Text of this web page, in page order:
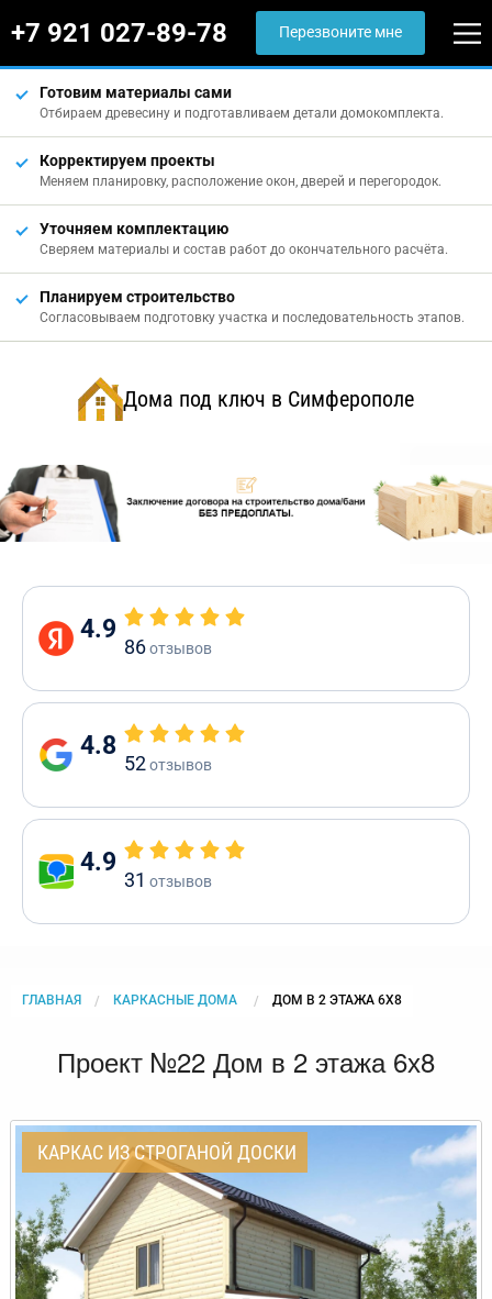
+7 921 027-89-78 Перезвоните мне
Готовим материалы сами
Отбираем древесину и подготавливаем детали домокомплекта.
Корректируем проекты
Меняем планировку, расположение окон, дверей и перегородок.
Уточняем комплектацию
Сверяем материалы и состав работ до окончательного расчёта.
Планируем строительство
Согласовываем подготовку участка и последовательность этапов.
Дома под ключ в Симферополе
4.9
86отзывов
4.8
52отзывов
4.9
31 отзывов
ГЛАВНАЯ КАРКАСНЫЕ ДОМА CURRENT:
ДОМ В 2 ЭТАЖА 6Х8
Проект №22 Дом в 2 этажа 6х8
КАРКАС ИЗ СТРОГАНОЙ ДОСКИ